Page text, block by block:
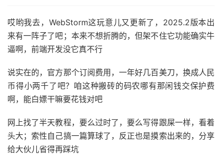
哎哟我去，WebStorm这玩意儿又更新了，2025.2版本出
来有一阵子了吧；本来不想折腾的，但架不住它功能确实牛
逼啊，前端开发没它真不行
说实在的，官方那个订阅费用，一年好几百美刀，换成人民
币得小两千了吧？咱这种搬砖的码农哪有那闲钱交保护费
啊，能白嫖干嘛要花钱对吧
网上找了半天教程，要么过时了，要么写得跟屎一样，看着
头大；索性自己搞一篇算球了，反正也是摸索出来的，分享
给大伙儿省得再踩坑